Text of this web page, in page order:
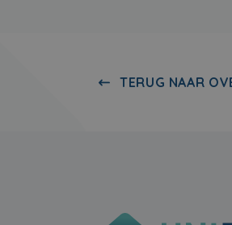
TERUG NAAR